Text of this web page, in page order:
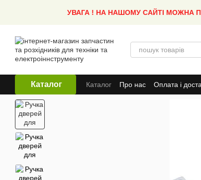
УВАГА ! НА НАШОМУ САЙТІ МОЖНА
Каталог Каталог Про нас Оплата і